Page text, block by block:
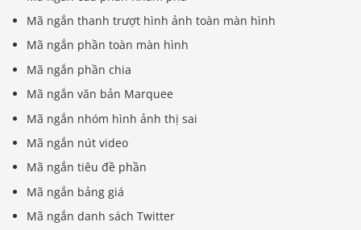
Mã ngắn thanh trượt hình ảnh toàn màn hình
Mã ngắn phần toàn màn hình
Mã ngắn phần chia
Mã ngắn văn bản Marquee
Mã ngắn nhóm hình ảnh thị sai
Mã ngắn nút video
Mã ngắn tiêu đề phần
Mã ngắn bảng giá
Mã ngắn danh sách Twitter